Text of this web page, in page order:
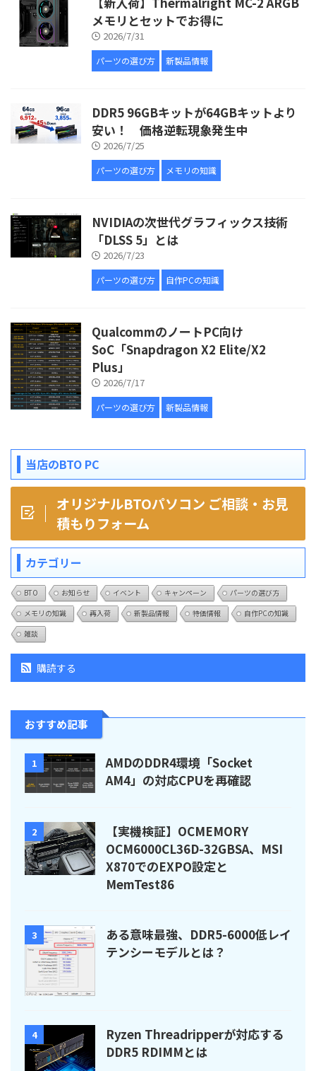
メモリとセットでお得に
2026/7/31
パーツの選び方 新製品情報
DDR5 96GBキットが64GBキットより
安い！ 価格逆転現象発生中
2026/7/25
パーツの選び方 メモリの知識
NVIDIAの次世代グラフィックス技術
「DLSS 5」とは
2026/7/23
パーツの選び方 自作PCの知識
QualcommのノートPC向け
SoC「Snapdragon X2 Elite/X2
Plus」
2026/7/17
パーツの選び方 新製品情報
当店のBTO PC
オリジナルBTOパソコン ご相談・お見
積もりフォーム
カテゴリー
BTO お知らせ イベント キャンペーン
パーツの選び方
メモリの知識
再入荷 新製品情報 特価情報
自作PCの知識
雑談
購読する
おすすめ記事
1
AMDのDDR4環境「Socket
AM4」の対応CPUを再確認
2
【実機検証】OCMEMORY
OCM6000CL36D-32GBSA、MSI
X870でのEXPO設定と
MemTest86
3
ある意味最強、DDR5-6000低レイ
テンシーモデルとは？
4
Ryzen Threadripperが対応する
DDR5 RDIMMとは